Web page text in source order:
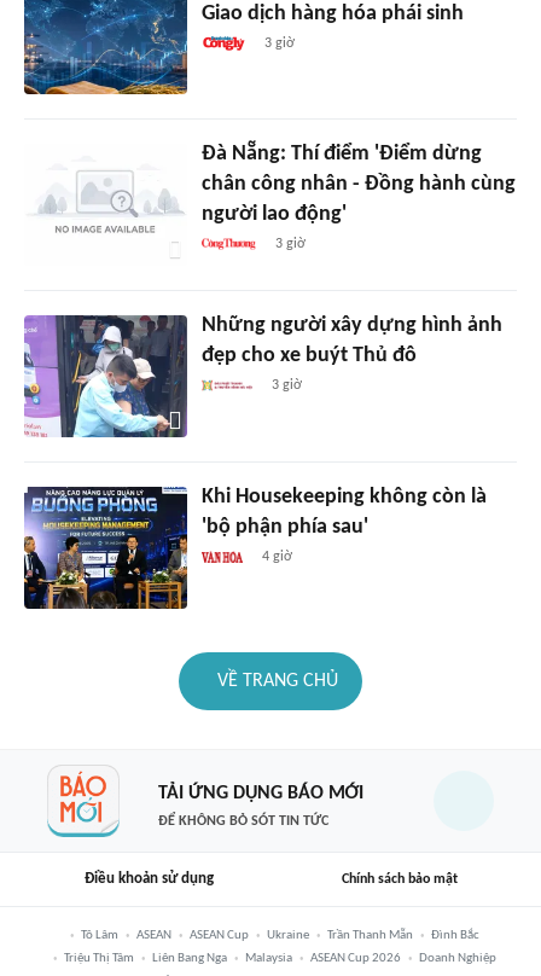
Giao dịch hàng hóa phái sinh
3 giờ
Đà Nẵng: Thí điểm 'Điểm dừng
chân công nhân - Đồng hành cùng
người lao động'
3 giờ
Những người xây dựng hình ảnh
đẹp cho xe buýt Thủ đô
3 giờ
Khi Housekeeping không còn là
'bộ phận phía sau'
4 giờ
VỀ TRANG CHỦ
TẢI ỨNG DỤNG BÁO MỚI
ĐỂ KHÔNG BỎ SÓT TIN TỨC
Điều khoản sử dụng Chính sách bảo mật
Tô Lâm ASEAN ASEAN Cup Ukraine Trần Thanh Mẫn
Đình Bắc
Triệu Thị Tâm
Liên Bang Nga Malaysia ASEAN Cup 2026
Doanh Nghiệp